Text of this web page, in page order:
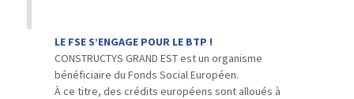
LE FSE S’ENGAGE POUR LE BTP !
CONSTRUCTYS GRAND EST est un organisme
bénéficiaire du Fonds Social Européen.
À ce titre, des crédits européens sont alloués à